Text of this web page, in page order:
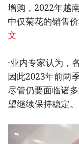
增购，2022年越
中仅菊花的销售
文
·业内专家认为，
因此2023年前两
尽管仍要面临诸
望继续保持稳定。